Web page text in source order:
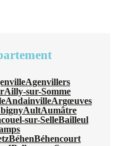
Agenvillers
Ailly-sur-Somme
AndainvilleArgœuves
AultAumâtre
sur-SelleBailleul
BéhenBéhencourt